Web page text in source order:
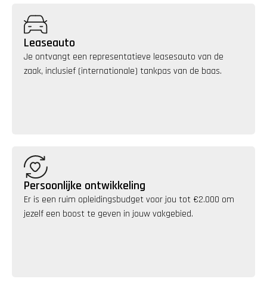
Leaseauto
Je ontvangt een representatieve leasesauto van de
zaak, inclusief (internationale) tankpas van de baas.
Persoonlijke ontwikkeling
Er is een ruim opleidingsbudget voor jou tot €2.000 om
jezelf een boost te geven in jouw vakgebied.